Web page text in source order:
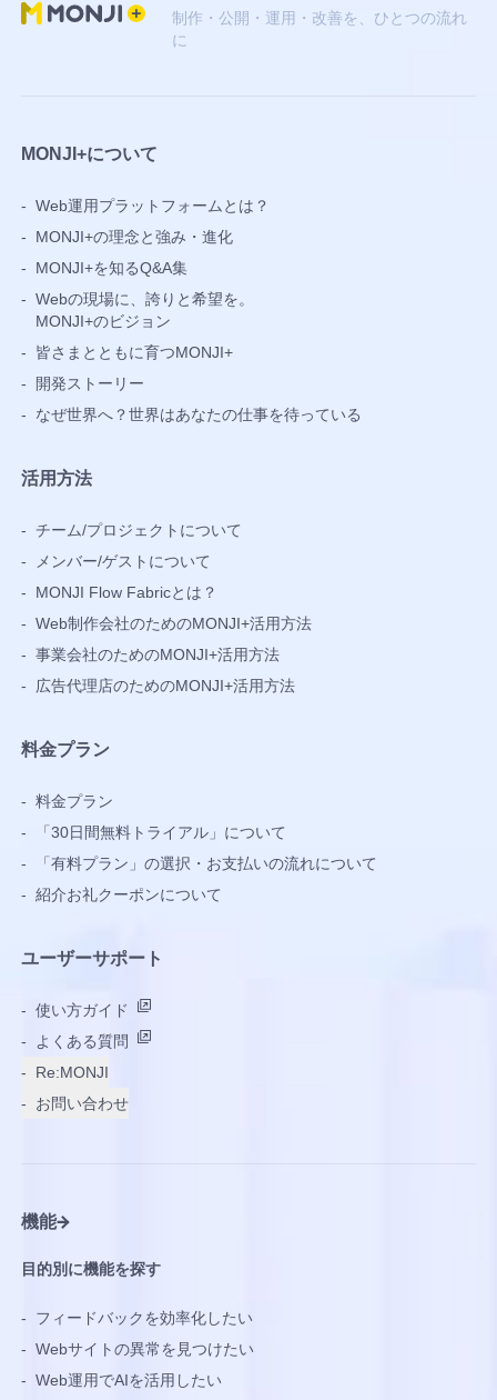
制作・公開・運用・改善を、ひとつの流れ
に
MONJI+について
- Web運用プラットフォームとは？
-
MONJI+の理念と強み・進化
-
MONJI+を知るQ&A集
- Webの現場に、誇りと希望を。
MONJI+のビジョン
-
皆さまとともに育つMONJI+
-
開発ストーリー
-
なぜ世界へ？世界はあなたの仕事を待っている
活用方法
- チーム/プロジェクトについて
-
メンバー/ゲストについて
-
MONJI Flow Fabricとは？
- Web制作会社のためのMONJI+活用方法
- 事業会社のためのMONJI+活用方法
-
広告代理店のためのMONJI+活用方法
料金プラン
- 料金プラン
-
「30日間無料トライアル」について
-
「有料プラン」の選択・お支払いの流れについて
- 紹介お礼クーポンについて
ユーザーサポート
- 使い方ガイド
-
よくある質問
-
Re:MONJI
-
お問い合わせ
機能
目的別に機能を探す
-
フィードバックを効率化したい
- Webサイトの異常を見つけたい
- Web運用でAIを活用したい